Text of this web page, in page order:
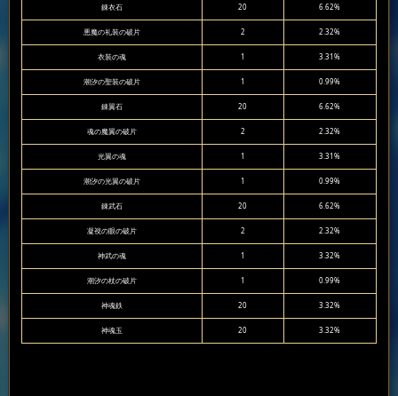
錬衣石 20 6.62%
悪魔の礼装の破片 2 2.32%
衣装の魂 1 3.31%
潮汐の聖装の破片 1 0.99%
錬翼石 20 6.62%
魂の魔翼の破片 2 2.32%
光翼の魂 1 3.31%
潮汐の光翼の破片 1 0.99%
錬武石 20 6.62%
凝視の眼の破片 2 2.32%
神武の魂 1 3.32%
潮汐の杖の破片 1 0.99%
神魂鉄 20 3.32%
神魂玉 20 3.32%